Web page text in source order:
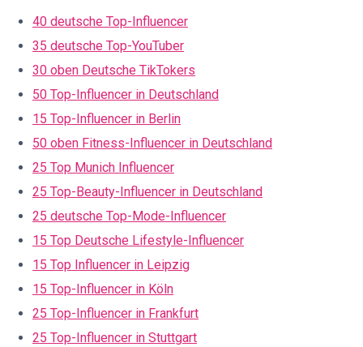
40 deutsche Top-Influencer
35 deutsche Top-YouTuber
30 oben Deutsche TikTokers
50 Top-Influencer in Deutschland
15 Top-Influencer in Berlin
50 oben Fitness-Influencer in Deutschland
25 Top Munich Influencer
25 Top-Beauty-Influencer in Deutschland
25 deutsche Top-Mode-Influencer
15 Top Deutsche Lifestyle-Influencer
15 Top Influencer in Leipzig
15 Top-Influencer in Köln
25 Top-Influencer in Frankfurt
25 Top-Influencer in Stuttgart